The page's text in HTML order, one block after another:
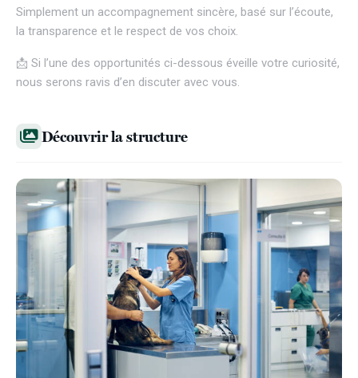
Simplement un accompagnement sincère, basé sur l’écoute,
la transparence et le respect de vos choix.
📩 Si l’une des opportunités ci-dessous éveille votre curiosité,
nous serons ravis d’en discuter avec vous.
Découvrir la structure